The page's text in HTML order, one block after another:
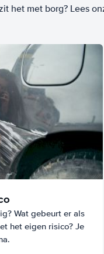
het met borg? Lees
Wat gebeurt er als
het eigen risico? Je